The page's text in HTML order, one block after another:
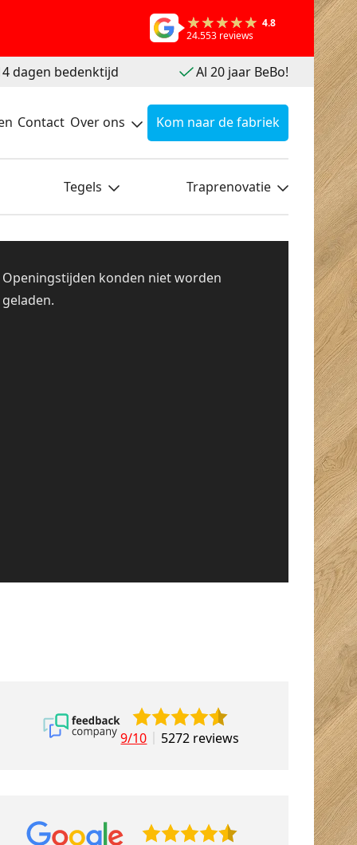
4.8
24.553 reviews
dagen bedenktijd Al 20 jaar BeBo!
Contact Over ons Kom naar de fabriek
Tegels Traprenovatie
Openingstijden konden niet worden
geladen.
9/10 5272 reviews